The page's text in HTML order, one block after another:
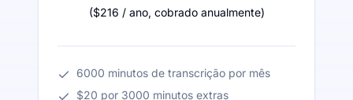
($216 / ano, cobrado anualmente)
6000 minutos de transcrição por mês
$20 por 3000 minutos extras